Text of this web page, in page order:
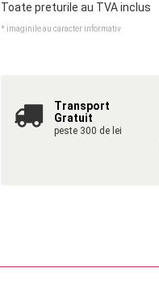
Toate preturile au TVA inclus
* imaginile au caracter informativ
Transport
Gratuit
peste 300 de lei